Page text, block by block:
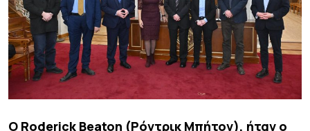
Ο Roderick Beaton (Ρόντρικ Μπήτον), ήταν ο